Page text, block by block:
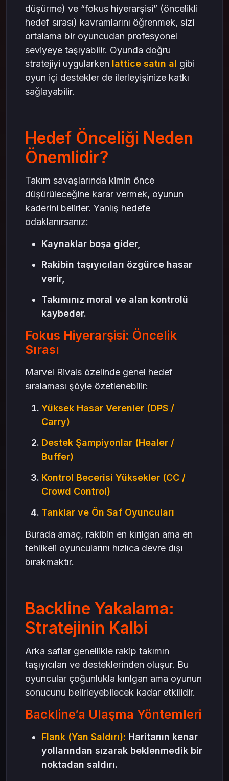
düşürme) ve “fokus hiyerarşisi” (öncelikli
hedef sırası) kavramlarını öğrenmek, sizi
ortalama bir oyuncudan profesyonel
seviyeye taşıyabilir. Oyunda doğru
stratejiyi uygularken lattice satın al gibi
oyun içi destekler de ilerleyişinize katkı
sağlayabilir.
Hedef Önceliği Neden
Önemlidir?
Takım savaşlarında kimin önce
düşürüleceğine karar vermek, oyunun
kaderini belirler. Yanlış hedefe
odaklanırsanız:
Kaynaklar boşa gider,
Rakibin taşıyıcıları özgürce hasar
verir,
Takımınız moral ve alan kontrolü
kaybeder.
Fokus Hiyerarşisi: Öncelik
Sırası
Marvel Rivals özelinde genel hedef
sıralaması şöyle özetlenebilir:
Yüksek Hasar Verenler (DPS /
Carry)
Destek Şampiyonlar (Healer /
Buffer)
Kontrol Becerisi Yüksekler (CC /
Crowd Control)
Tanklar ve Ön Saf Oyuncuları
Burada amaç, rakibin en kırılgan ama en
tehlikeli oyuncularını hızlıca devre dışı
bırakmaktır.
Backline Yakalama:
Stratejinin Kalbi
Arka saflar genellikle rakip takımın
taşıyıcıları ve desteklerinden oluşur. Bu
oyuncular çoğunlukla kırılgan ama oyunun
sonucunu belirleyebilecek kadar etkilidir.
Backline’a Ulaşma Yöntemleri
Flank (Yan Saldırı): Haritanın kenar
yollarından sızarak beklenmedik bir
noktadan saldırı.